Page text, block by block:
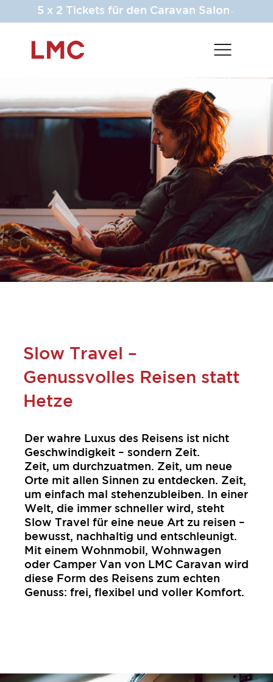
5 x 2 Tickets für den Caravan Salon
Slow Travel –
Genussvolles Reisen statt
Hetze
Der wahre Luxus des Reisens ist nicht
Geschwindigkeit – sondern Zeit.
Zeit, um durchzuatmen. Zeit, um neue
Orte mit allen Sinnen zu entdecken. Zeit,
um einfach mal stehenzubleiben. In einer
Welt, die immer schneller wird, steht
Slow Travel für eine neue Art zu reisen –
bewusst, nachhaltig und entschleunigt.
Mit einem Wohnmobil, Wohnwagen
oder Camper Van von LMC Caravan wird
diese Form des Reisens zum echten
Genuss: frei, flexibel und voller Komfort.